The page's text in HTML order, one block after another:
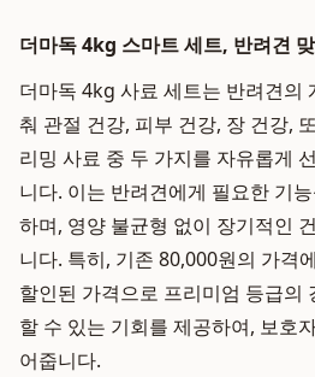
더마독 4kg 스마트 세트, 반려견
더마독 4kg 사료 세트는 반려견의
춰 관절 건강, 피부 건강, 장 건강,
리밍 사료 중 두 가지를 자유롭게
니다. 이는 반려견에게 필요한 기
하며, 영양 불균형 없이 장기적인
니다. 특히, 기존 80,000원의 가격
할인된 가격으로 프리미엄 등급의
할 수 있는 기회를 제공하여, 보호
어줍니다.